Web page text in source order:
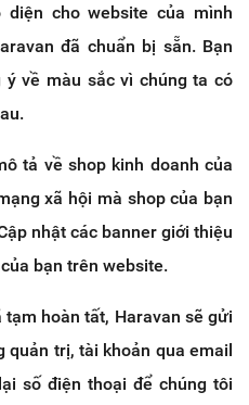
cho website của mình
đã chuẩn bị sẵn. Bạn
về màu sắc vì chúng ta có
tả về shop kinh doanh của
xã hội mà shop của bạn
nhật các banner giới thiệu
bạn trên website.
hoàn tất, Haravan sẽ gửi
quản trị, tài khoản qua email
số điện thoại để chúng tôi